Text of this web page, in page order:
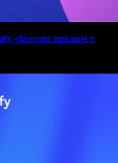
glasovno tipkanje v